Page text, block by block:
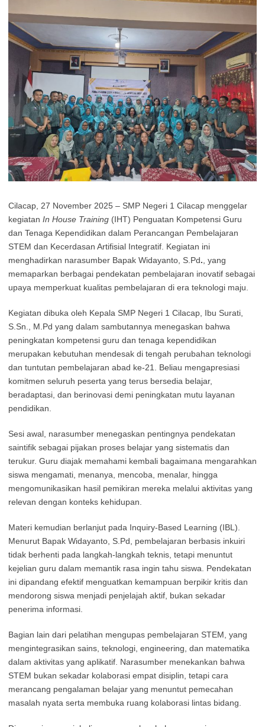
Cilacap, 27 November 2025 – SMP Negeri 1 Cilacap menggelar
kegiatan In House Training (IHT) Penguatan Kompetensi Guru
dan Tenaga Kependidikan dalam Perancangan Pembelajaran
STEM dan Kecerdasan Artifisial Integratif. Kegiatan ini
menghadirkan narasumber Bapak Widayanto, S.Pd. , yang
memaparkan berbagai pendekatan pembelajaran inovatif sebagai
upaya memperkuat kualitas pembelajaran di era teknologi maju.
Kegiatan dibuka oleh Kepala SMP Negeri 1 Cilacap, Ibu Surati,
S.Sn., M.Pd yang dalam sambutannya menegaskan bahwa
peningkatan kompetensi guru dan tenaga kependidikan
merupakan kebutuhan mendesak di tengah perubahan teknologi
dan tuntutan pembelajaran abad ke-21. Beliau mengapresiasi
komitmen seluruh peserta yang terus bersedia belajar,
beradaptasi, dan berinovasi demi peningkatan mutu layanan
pendidikan.
Sesi awal, narasumber menegaskan pentingnya pendekatan
saintifik sebagai pijakan proses belajar yang sistematis dan
terukur. Guru diajak memahami kembali bagaimana mengarahkan
siswa mengamati, menanya, mencoba, menalar, hingga
mengomunikasikan hasil pemikiran mereka melalui aktivitas yang
relevan dengan konteks kehidupan.
Materi kemudian berlanjut pada Inquiry-Based Learning (IBL).
Menurut Bapak Widayanto, S.Pd, pembelajaran berbasis inkuiri
tidak berhenti pada langkah-langkah teknis, tetapi menuntut
kejelian guru dalam memantik rasa ingin tahu siswa. Pendekatan
ini dipandang efektif menguatkan kemampuan berpikir kritis dan
mendorong siswa menjadi penjelajah aktif, bukan sekadar
penerima informasi.
Bagian lain dari pelatihan mengupas pembelajaran STEM, yang
mengintegrasikan sains, teknologi, engineering, dan matematika
dalam aktivitas yang aplikatif. Narasumber menekankan bahwa
STEM bukan sekadar kolaborasi empat disiplin, tetapi cara
merancang pengalaman belajar yang menuntut pemecahan
masalah nyata serta membuka ruang kolaborasi lintas bidang.